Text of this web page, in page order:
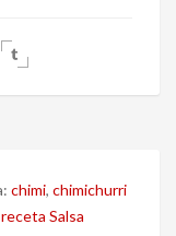
chimi, chimichurri
receta Salsa